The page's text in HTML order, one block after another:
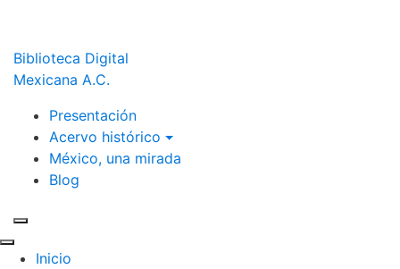
Biblioteca Digital
Mexicana A.C.
Presentación
Acervo histórico
México, una mirada
Blog
Inicio